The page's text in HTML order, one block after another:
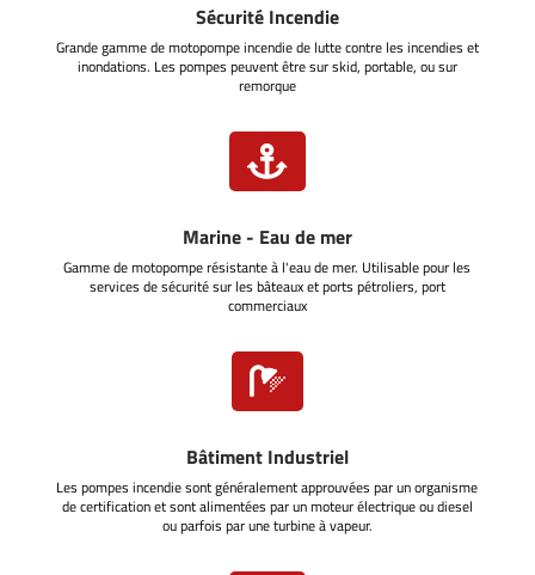
Sécurité Incendie
Grande gamme de motopompe incendie de lutte contre les incendies et
inondations. Les pompes peuvent être sur skid, portable, ou sur
remorque

Marine - Eau de mer
Gamme de motopompe résistante à l'eau de mer. Utilisable pour les
services de sécurité sur les bâteaux et ports pétroliers, port
commerciaux

Bâtiment Industriel
Les pompes incendie sont généralement approuvées par un organisme
de certification et sont alimentées par un moteur électrique ou diesel
ou parfois par une turbine à vapeur.